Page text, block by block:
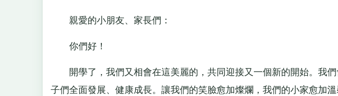
親愛的小朋友、家長們：
你們好！
開學了，我們又相會在這美麗的，共同迎接又一個新的開始。我們
子們全面發展、健康成長。讓我們的笑臉愈加燦爛，我們的小家愈加